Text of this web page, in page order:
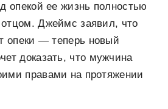
опекой ее жизнь полностью
отцом. Джеймс заявил, что
опеки — теперь новый
доказать, что мужчина
правами на протяжении